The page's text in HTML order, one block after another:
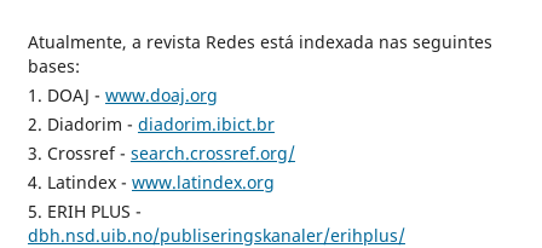
Atualmente, a revista Redes está indexada nas seguintes
bases:
1. DOAJ - www.doaj.org
2. Diadorim - diadorim.ibict.br
3. Crossref - search.crossref.org/
4. Latindex - www.latindex.org
5. ERIH PLUS -
dbh.nsd.uib.no/publiseringskanaler/erihplus/